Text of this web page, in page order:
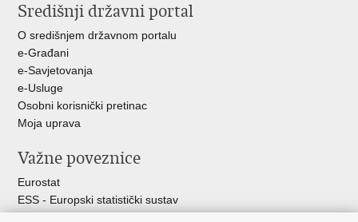
Facebooku
X-
Središnji državni portal
O središnjem državnom portalu
e-Građani
e-Savjetovanja
e-Usluge
Osobni korisnički pretinac
Moja uprava
Važne poveznice
Eurostat
ESS - Europski statistički sustav